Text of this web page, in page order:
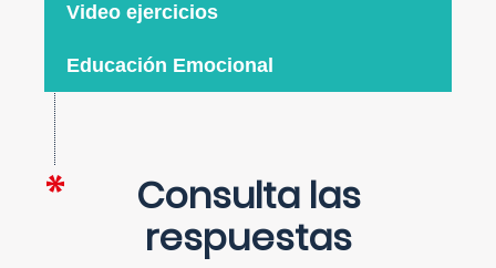
Video ejercicios
Educación Emocional
Consulta las
respuestas